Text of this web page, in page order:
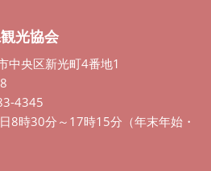
光協会
中央区新光町4番地1
4345
8時30分～17時15分（年末年始・